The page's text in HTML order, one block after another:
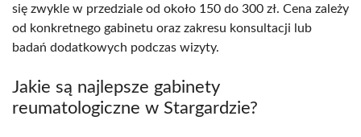
się zwykle w przedziale od około 150 do 300 zł. Cena zależy
od konkretnego gabinetu oraz zakresu konsultacji lub
badań dodatkowych podczas wizyty.
Jakie są najlepsze gabinety
reumatologiczne w Stargardzie?